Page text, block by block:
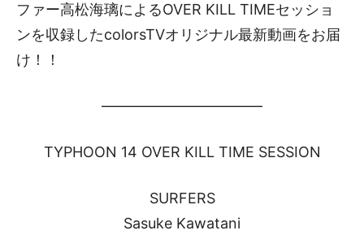
ファー高松海璃によるOVER KILL TIMEセッショ
ンを収録したcolorsTVオリジナル最新動画をお届
け！！
———————————
TYPHOON 14 OVER KILL TIME SESSION
SURFERS
Sasuke Kawatani